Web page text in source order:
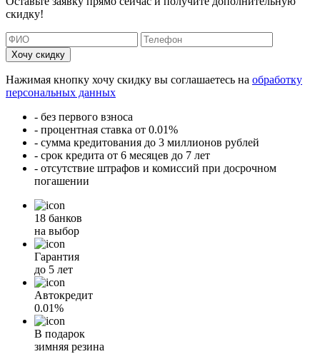
скидку!
Хочу скидку
Нажимая кнопку хочу скидку вы соглашаетесь на обработку
персональных данных
- без первого взноса
- процентная ставка от 0.01%
- сумма кредитования до 3 миллионов рублей
- срок кредита от 6 месяцев до 7 лет
- отсутствие штрафов и комиссий при досрочном
погашении
18 банков
на выбор
Гарантия
до 5 лет
Автокредит
0.01%
В подарок
зимняя резина